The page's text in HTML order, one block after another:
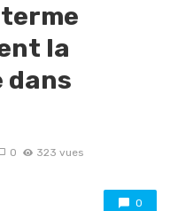
la
dans
0 323 vues
0